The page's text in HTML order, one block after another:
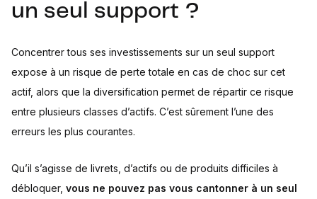
un seul support ?
Concentrer tous ses investissements sur un seul support
expose à un risque de perte totale en cas de choc sur cet
actif, alors que la diversification permet de répartir ce risque
entre plusieurs classes d’actifs. C’est sûrement l’une des
erreurs les plus courantes.
Qu’il s’agisse de livrets, d’actifs ou de produits difficiles à
débloquer, vous ne pouvez pas vous cantonner à un seul